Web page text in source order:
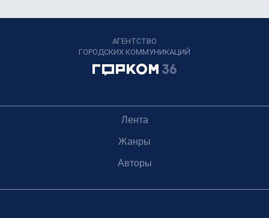
АГЕНТСТВО
ГОРОДСКИХ КОММУНИКАЦИЙ
Лента
Жанры
Авторы